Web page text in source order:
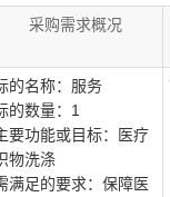
采购需求概况
的名称：服务
的数量：1
要功能或目标：医疗
物洗涤
满足的要求：保障医